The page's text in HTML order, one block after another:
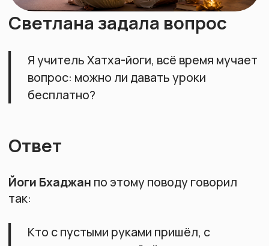
Видеокурсы
О преподавателе
Войти в ЛК
Йогический блог
Ответ
Йоги Бхаджан
Кто с пустыми руками пришёл, с
пустыми руками и уйдёт.
случае можно навредить и себе, и
ученикам.
практик и особенно таких, как Кундалини-